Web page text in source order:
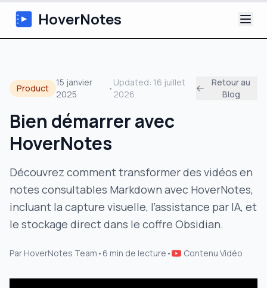
HoverNotes
Extension
Notes Vidéo IA
À propos
Blog
Product
15 janvier
2025
•
Updated: 16 juillet
2026
Retour au
Blog
Bien démarrer avec
HoverNotes
Découvrez comment transformer des vidéos en
notes consultables Markdown avec HoverNotes,
incluant la capture visuelle, l’assistance par IA, et
le stockage direct dans le coffre Obsidian.
Par HoverNotes Team • 6 min de lecture • Contenu Vidéo